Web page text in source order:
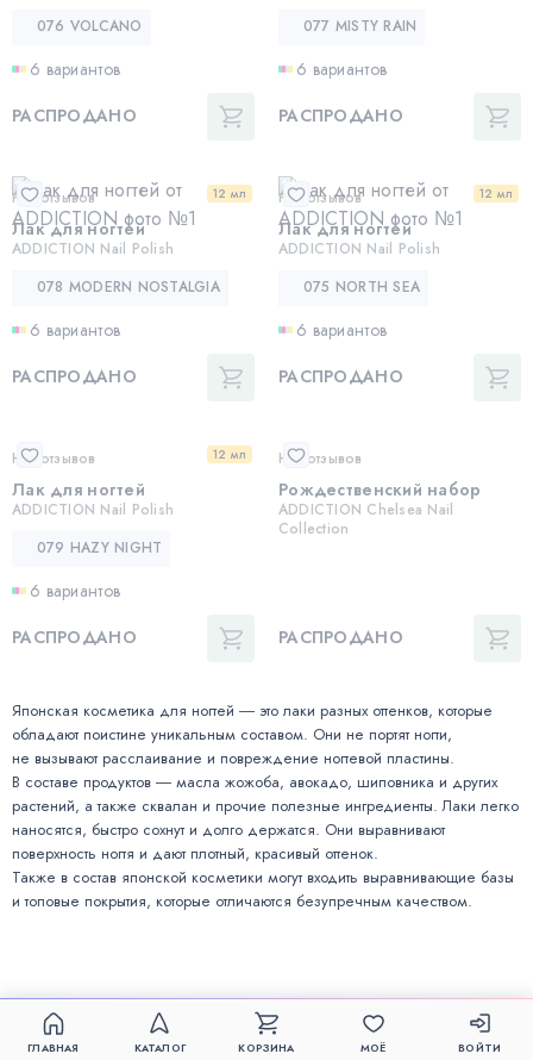
076 VOLCANO
6 вариантов
РАСПРОДАНО
077 MISTY RAIN
6 вариантов
РАСПРОДАНО
12 мл
Нет отзывов
Лак для ногтей
ADDICTION Nail Polish
078 MODERN NOSTALGIA
6 вариантов
РАСПРОДАНО
12 мл
Нет отзывов
Лак для ногтей
ADDICTION Nail Polish
075 NORTH SEA
6 вариантов
РАСПРОДАНО
12 мл
Нет отзывов
Лак для ногтей
ADDICTION Nail Polish
079 HAZY NIGHT
6 вариантов
РАСПРОДАНО
Нет отзывов
Рождественский набор
ADDICTION Chelsea Nail
Collection
РАСПРОДАНО
Японская косметика для ногтей ― это лаки разных оттенков, которые
обладают поистине уникальным составом. Они не портят ногти,
не вызывают расслаивание и повреждение ногтевой пластины.
В составе продуктов ― масла жожоба, авокадо, шиповника и других
растений, а также сквалан и прочие полезные ингредиенты. Лаки легко
наносятся, быстро сохнут и долго держатся. Они выравнивают
поверхность ногтя и дают плотный, красивый оттенок.
Также в состав японской косметики могут входить выравнивающие базы
и топовые покрытия, которые отличаются безупречным качеством.
ГЛАВНАЯ КАТАЛОГ КОРЗИНА МОЁ ВОЙТИ